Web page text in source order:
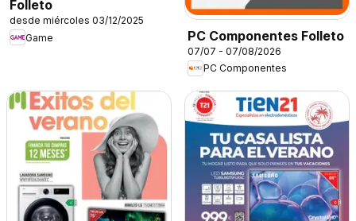
Folleto
desde miércoles 03/12/2025
Game
PC Componentes Folleto
07/07 - 07/08/2026
PC Componentes